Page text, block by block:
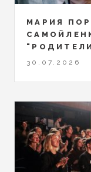
МАРИЯ
30.07.2026